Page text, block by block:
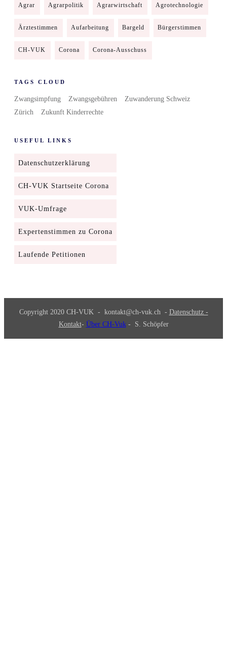
Agrar Agrarpolitik Agrarwirtschaft Agrotechnologie
Ärztestimmen Aufarbeitung Bargeld Bürgerstimmen
CH-VUK Corona Corona-Ausschuss
TAGS CLOUD
Zwangsimpfung Zwangsgebühren
Zuwanderung Schweiz
Zürich
Zukunft Kinderrechte
USEFUL LINKS
Datenschutzerklärung
CH-VUK Startseite Corona
VUK-Umfrage
Expertenstimmen zu Corona
Laufende Petitionen
Copyright 2020 CH-VUK - kontakt@ch-vuk.ch - Datenschutz -
Kontakt- Über CH-Vuk- S. Schöpfer